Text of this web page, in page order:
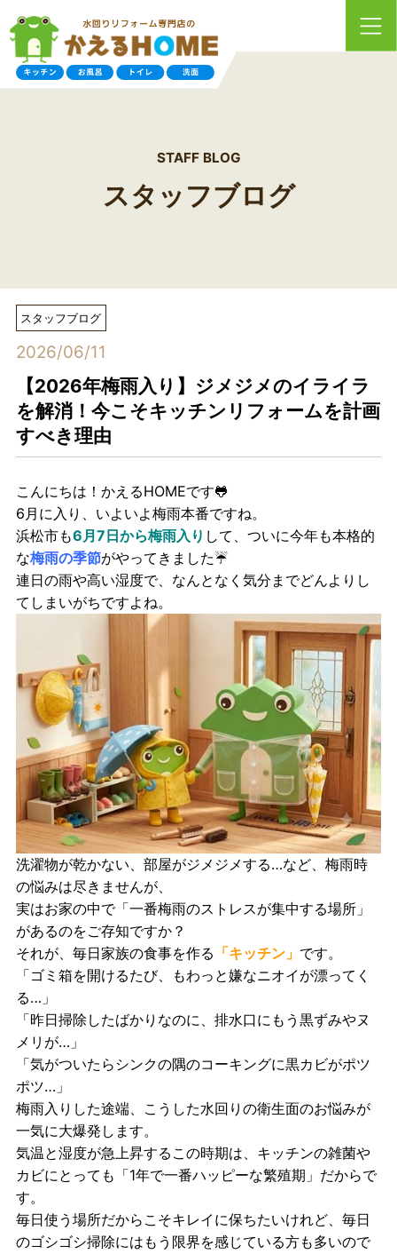
STAFF BLOG
スタッフブログ
スタッフブログ
2026/06/11
【2026年梅雨入り】ジメジメのイライラ
を解消！今こそキッチンリフォームを計画
すべき理由
こんにちは！かえるHOMEです🐸
6月に入り、いよいよ梅雨本番ですね。
浜松市も6月7日から梅雨入り して、ついに今年も本格的
な梅雨の季節がやってきました☔
連日の雨や高い湿度で、なんとなく気分までどんよりし
てしまいがちですよね。
洗濯物が乾かない、部屋がジメジメする…など、梅雨時
の悩みは尽きませんが、
実はお家の中で「一番梅雨のストレスが集中する場所」
があるのをご存知ですか？
それが、毎日家族の食事を作る 「キッチン」 です。
「ゴミ箱を開けるたび、もわっと嫌なニオイが漂ってく
る…」
「昨日掃除したばかりなのに、排水口にもう黒ずみやヌ
メリが…」
「気がついたらシンクの隅のコーキングに黒カビがポツ
ポツ…」
梅雨入りした途端、こうした水回りの衛生面のお悩みが
一気に大爆発します。
気温と湿度が急上昇するこの時期は、キッチンの雑菌や
カビにとっても「1年で一番ハッピーな繁殖期」だからで
す。
毎日使う場所だからこそキレイに保ちたいけれど、毎日
のゴシゴシ掃除にはもう限界を感じている方も多いので